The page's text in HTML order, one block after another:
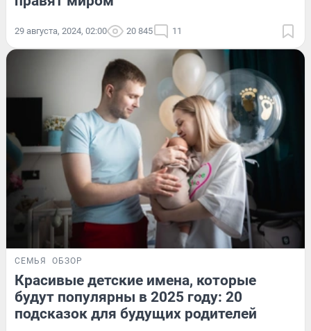
29 августа, 2024, 02:00 20 845 11
СЕМЬЯ ОБЗОР
Красивые детские имена, которые
будут популярны в 2025 году: 20
подсказок для будущих родителей